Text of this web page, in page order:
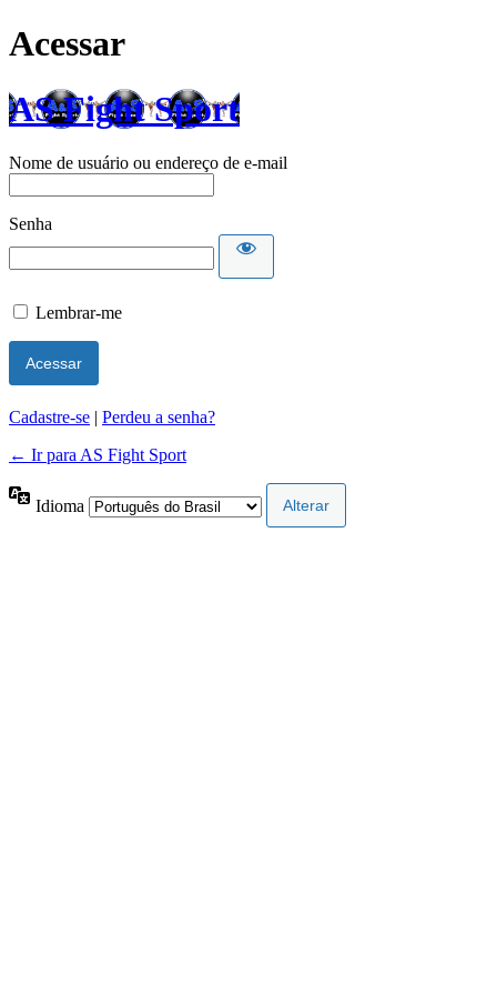
Acessar
AS Fight Sport
Nome de usuário ou endereço de e-mail
Senha
Lembrar-me
Cadastre-se | Perdeu a senha?
← Ir para AS Fight Sport
Idioma